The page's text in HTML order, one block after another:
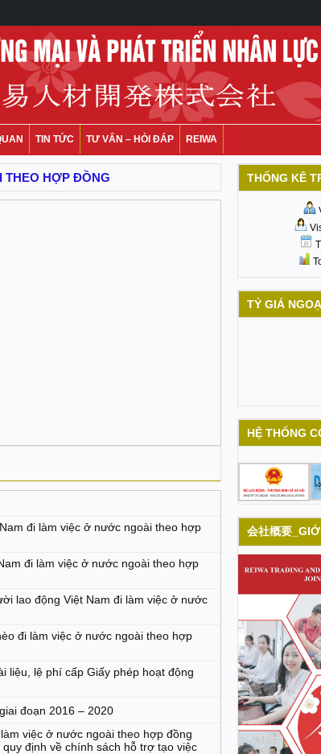
TIN TỨC TƯ VẤN – HỎI ĐÁP REIWA
THEO HỢP ĐỒNG
đi làm việc ở nước ngoài theo hợp
đi làm việc ở nước ngoài theo hợp
lao động Việt Nam đi làm việc ở nước
đi làm việc ở nước ngoài theo hợp
liệu, lệ phí cấp Giấy phép hoạt động
đoạn 2016 – 2020
việc ở nước ngoài theo hợp đồng
định về chính sách hỗ trợ tạo việc
THỐNG KÊ
TỶ GIÁ
HỆ THỐNG
会社概要